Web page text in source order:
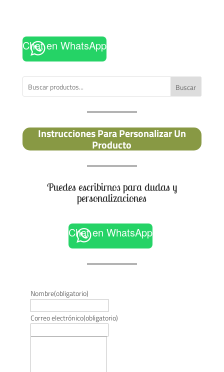
Chat en WhatsApp
Buscar
Instrucciones Para Personalizar Un
Producto
Puedes escribirnos para dudas y
personalizaciones
Chat en WhatsApp
Nombre(obligatorio)
Correo electrónico(obligatorio)